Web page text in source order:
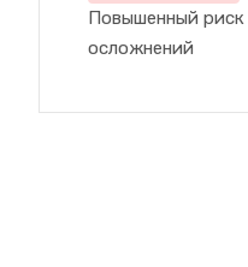
Повышенный риск
осложнений